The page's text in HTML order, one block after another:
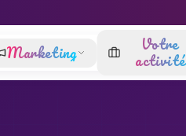
Marketing Votre
activité